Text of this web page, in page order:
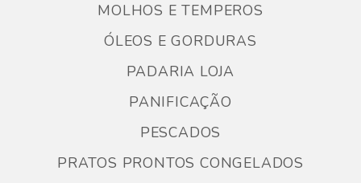
MOLHOS E TEMPEROS
ÓLEOS E GORDURAS
PADARIA LOJA
PANIFICAÇÃO
PESCADOS
PRATOS PRONTOS CONGELADOS